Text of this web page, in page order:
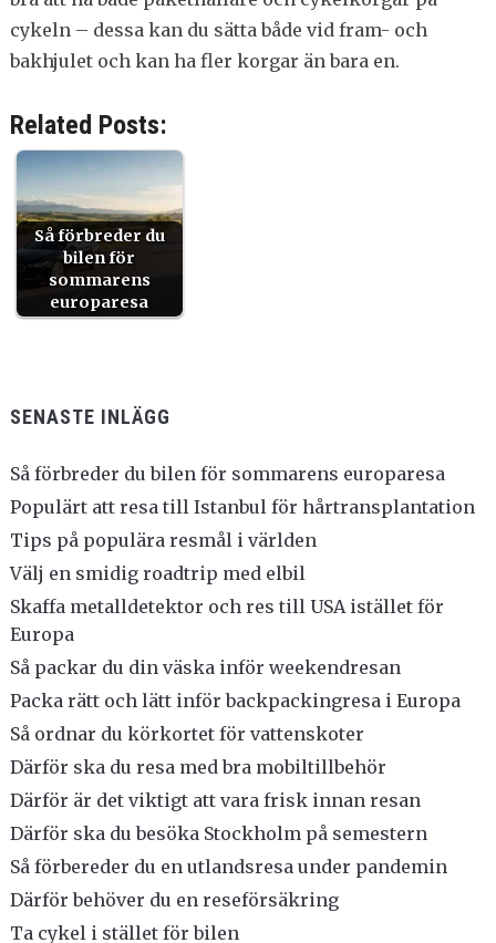
cykeln – dessa kan du sätta både vid fram- och
bakhjulet och kan ha fler korgar än bara en.
Related Posts:
Så förbreder du
bilen för
sommarens
europaresa
SENASTE INLÄGG
Så förbreder du bilen för sommarens europaresa
Populärt att resa till Istanbul för hårtransplantation
Tips på populära resmål i världen
Välj en smidig roadtrip med elbil
Skaffa metalldetektor och res till USA istället för
Europa
Så packar du din väska inför weekendresan
Packa rätt och lätt inför backpackingresa i Europa
Så ordnar du körkortet för vattenskoter
Därför ska du resa med bra mobiltillbehör
Därför är det viktigt att vara frisk innan resan
Därför ska du besöka Stockholm på semestern
Så förbereder du en utlandsresa under pandemin
Därför behöver du en reseförsäkring
Ta cykel i stället för bilen